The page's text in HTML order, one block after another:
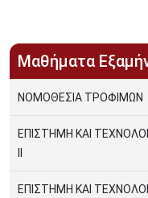
Μαθήματα
ΝΟΜΟΘΕΣΙΑ ΤΡΟΦΙΜΩΝ
ΕΠΙΣΤΗΜΗ ΚΑΙ
ΕΠΙΣΤΗΜΗ ΚΑΙ